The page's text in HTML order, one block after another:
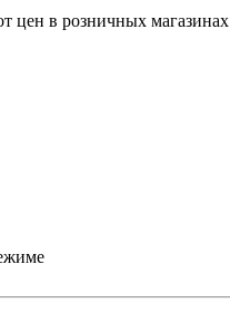
цен в розничных магазинах